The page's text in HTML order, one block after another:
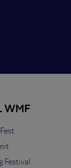
WMF
Festival